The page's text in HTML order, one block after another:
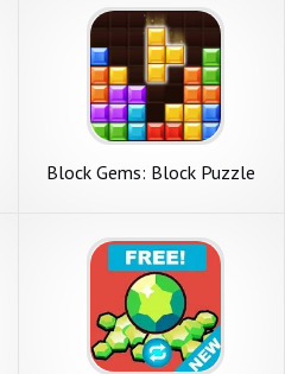
Block Gems: Block Puzzle